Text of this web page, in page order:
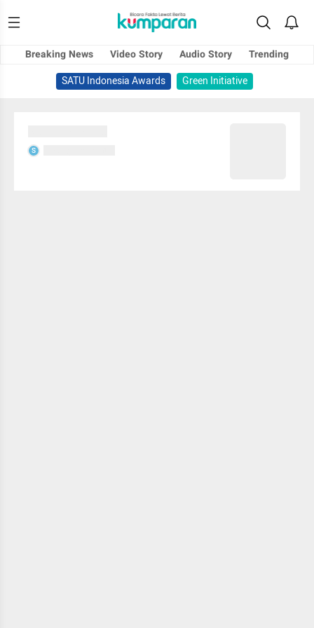
Breaking News Video Story Audio Story
Trending
SATU Indonesia Awards
Green Initiative
S